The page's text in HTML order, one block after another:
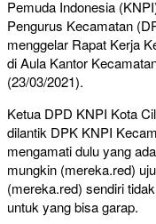
Pemuda Indonesia
Pengurus Kecamatan
menggelar Rapat Kerja
di Aula Kantor
(23/03/2021).
Ketua DPD KNPI Kota
dilantik DPK KNPI
mengamati dulu yang
mungkin (mereka.red)
(mereka.red) sendiri
untuk yang bisa garap.